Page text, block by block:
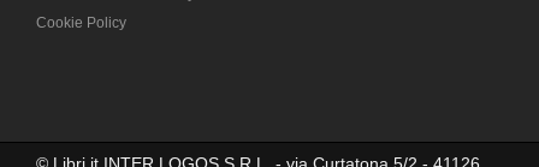
Cookie Policy